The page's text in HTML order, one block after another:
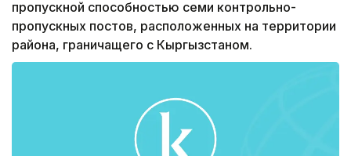
пропускной способностью семи контрольно-
пропускных постов, расположенных на территории
района, граничащего с Кыргызстаном.